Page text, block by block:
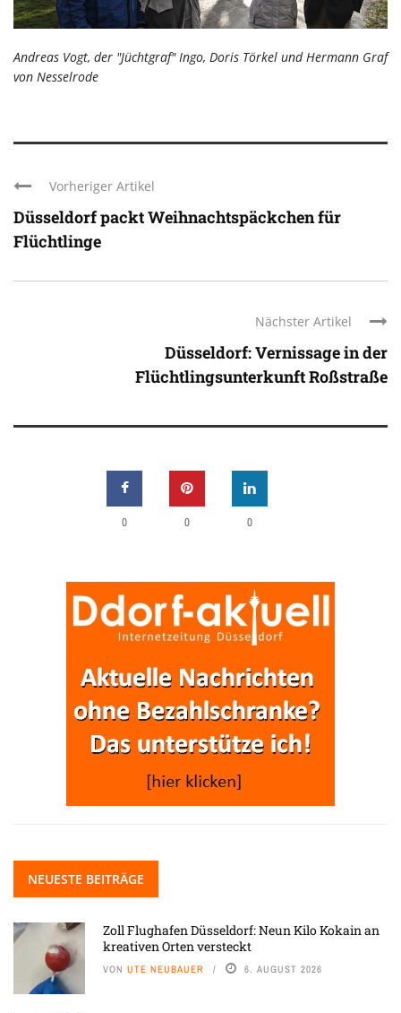
Andreas Vogt, der "Jüchtgraf" Ingo, Doris Törkel und Hermann Graf
von Nesselrode
Vorheriger Artikel
Düsseldorf packt Weihnachtspäckchen für
Flüchtlinge
Nächster Artikel
Düsseldorf: Vernissage in der
Flüchtlingsunterkunft Roßstraße
0 0 0
NEUESTE BEITRÄGE
Zoll Flughafen Düsseldorf: Neun Kilo Kokain an
kreativen Orten versteckt
VON UTE NEUBAUER 6. AUGUST 2026